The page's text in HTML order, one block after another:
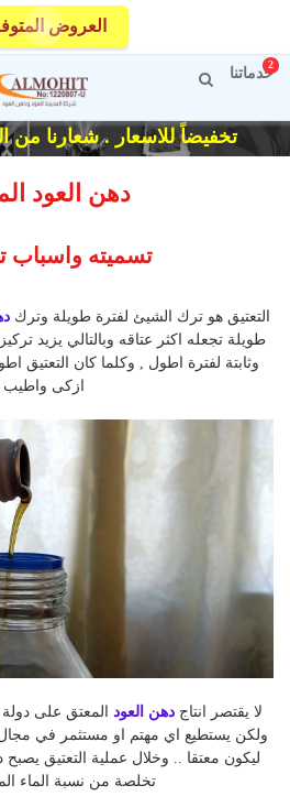
العروض
خدماتنا
2
تخفيضاً للاسعار . شعارنا من
دهن العود
تسميته واسباب
التعتيق هو ترك الشيئ لفترة طويلة وترك
طويلة تجعله اكثر عتاقه وبالتالي يزيد
وثابتة لفترة اطول , وكلما كان التعتيق
ازكى واطيب
لا يقتصر انتاجدهن العود المعتق على
ولكن يستطيع اي مهتم او مستثمر في
ليكون معتقا .. وخلال عملية التعتيق
تخلصة من نسبة الماء